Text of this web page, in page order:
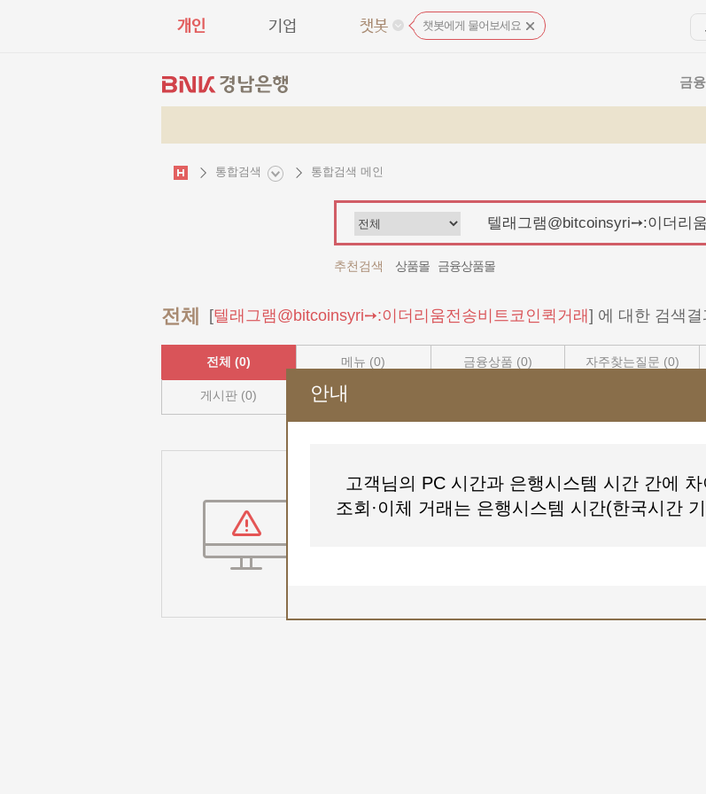
안내
고객님의 PC 시간과 은행시스템 시간 간에
조회·이체 거래는 은행시스템 시간(한국시간
개인 기업 챗봇 챗봇에게 물어보세요
금
통합검색 통합검색 메인
어
선
추천검색 상품몰 금융상품몰
전체 [텔래그램@bitcoinsyri➙:이더리움전송비트코인퀵거래 ] 에 대한 검색결
전체(0) 메뉴 (0) 금융상품 (0) 자주찾는질문 (0)
게시판 (0) 영업점
검색결과가 없습니다 : [텔래그램@bitcoinsyri➙:
송비트코인퀵거래]